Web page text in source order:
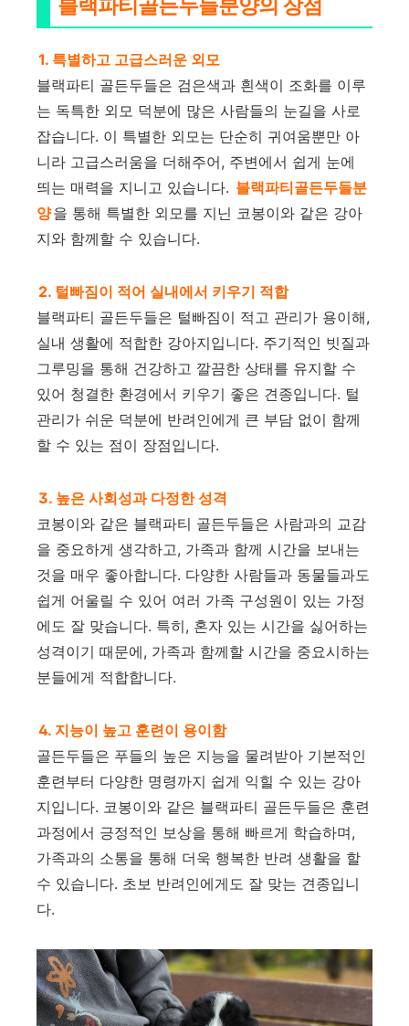
블랙파티골든두들분양의 장점
1. 특별하고 고급스러운 외모
블랙파티 골든두들은 검은색과 흰색이 조화를 이루
는 독특한 외모 덕분에 많은 사람들의 눈길을 사로
잡습니다. 이 특별한 외모는 단순히 귀여움뿐만 아
니라 고급스러움을 더해주어, 주변에서 쉽게 눈에
띄는 매력을 지니고 있습니다. 블랙파티골든두들분
양을 통해 특별한 외모를 지닌 코봉이와 같은 강아
지와 함께할 수 있습니다.
2. 털빠짐이 적어 실내에서 키우기 적합
블랙파티 골든두들은 털빠짐이 적고 관리가 용이해,
실내 생활에 적합한 강아지입니다. 주기적인 빗질과
그루밍을 통해 건강하고 깔끔한 상태를 유지할 수
있어 청결한 환경에서 키우기 좋은 견종입니다. 털
관리가 쉬운 덕분에 반려인에게 큰 부담 없이 함께
할 수 있는 점이 장점입니다.
3. 높은 사회성과 다정한 성격
코봉이와 같은 블랙파티 골든두들은 사람과의 교감
을 중요하게 생각하고, 가족과 함께 시간을 보내는
것을 매우 좋아합니다. 다양한 사람들과 동물들과도
쉽게 어울릴 수 있어 여러 가족 구성원이 있는 가정
에도 잘 맞습니다. 특히, 혼자 있는 시간을 싫어하는
성격이기 때문에, 가족과 함께할 시간을 중요시하는
분들에게 적합합니다.
4. 지능이 높고 훈련이 용이함
골든두들은 푸들의 높은 지능을 물려받아 기본적인
훈련부터 다양한 명령까지 쉽게 익힐 수 있는 강아
지입니다. 코봉이와 같은 블랙파티 골든두들은 훈련
과정에서 긍정적인 보상을 통해 빠르게 학습하며,
가족과의 소통을 통해 더욱 행복한 반려 생활을 할
수 있습니다. 초보 반려인에게도 잘 맞는 견종입니
다.